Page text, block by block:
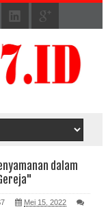
dalam
Mei 15, 2022